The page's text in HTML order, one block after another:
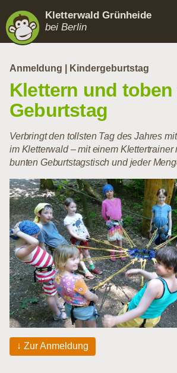
Kletterwald Grünheide
bei Berlin
Anmeldung Kindergeburtstag
Klettern und toben
Geburtstag
Verbringt den tollsten Tag des Jahres
im Kletterwald – mit einem Klettertrainer
bunten Geburtstagstisch und jeder
Zur Anmeldung